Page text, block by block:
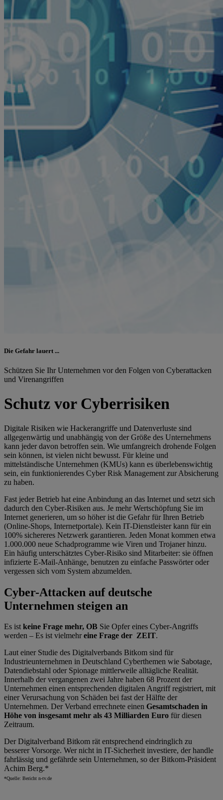
Die Gefahr lauert ...
Schützen Sie Ihr Unternehmen vor den Folgen von Cyberattacken
und Virenangriffen
Schutz vor Cyberrisiken
Digitale Risiken wie Hackerangriffe und Datenverluste sind
allgegenwärtig und unabhängig von der Größe des Unternehmens
kann jeder davon betroffen sein. Wie umfangreich drohende Folgen
sein können, ist vielen nicht bewusst. Für kleine und
mittelständische Unternehmen (KMUs) kann es überlebenswichtig
sein, ein funktionierendes Cyber Risk Management zur Absicherung
zu haben.
Fast jeder Betrieb hat eine Anbindung an das Internet und setzt sich
dadurch den Cyber-Risiken aus. Je mehr Wertschöpfung Sie im
Internet generieren, um so höher ist die Gefahr für Ihren Betrieb
(Online-Shops, Internetportale). Kein IT-Dienstleister kann für ein
100% sichereres Netzwerk garantieren. Jeden Monat kommen etwa
1.000.000 neue Schadprogramme wie Viren und Trojaner hinzu.
Ein häufig unterschätztes Cyber-Risiko sind Mitarbeiter: sie öffnen
infizierte E-Mail-Anhänge, benutzen zu einfache Passwörter oder
vergessen sich vom System abzumelden.
Cyber-Attacken auf deutsche
Unternehmen steigen an
Es istkeine Frage mehr, OB Sie Opfer eines Cyber-Angriffs
werden – Es ist vielmehreine Frage der ZEIT.
Laut einer Studie des Digitalverbands Bitkom sind für
Industrieunternehmen in Deutschland Cyberthemen wie Sabotage,
Datendiebstahl oder Spionage mittlerweile alltägliche Realität.
Innerhalb der vergangenen zwei Jahre haben 68 Prozent der
Unternehmen einen entsprechenden digitalen Angriff registriert, mit
einer Verursachung von Schäden bei fast der Hälfte der
Unternehmen. Der Verband errechnete einen Gesamtschaden in
Höhe von insgesamt mehr als 43 Milliarden Euro für diesen
Zeitraum.
Der Digitalverband Bitkom rät entsprechend eindringlich zu
besserer Vorsorge. Wer nicht in IT-Sicherheit investiere, der handle
fahrlässig und gefährde sein Unternehmen, so der Bitkom-Präsident
Achim Berg.*
*Quelle: Bericht n-tv.de